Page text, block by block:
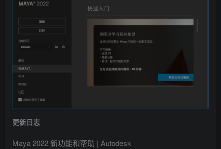
更新日志
Maya 2022 新功能和帮助 | Autodesk